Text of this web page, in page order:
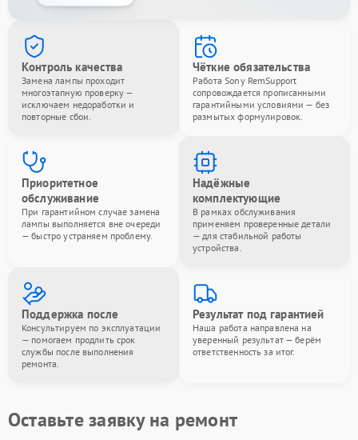
Контроль качества
Замена лампы проходит
многоэтапную проверку —
исключаем недоработки и
повторные сбои.
Чёткие обязательства
Работа Sony RemSupport
сопровождается прописанными
гарантийными условиями — без
размытых формулировок.
Приоритетное
обслуживание
При гарантийном случае замена
лампы выполняется вне очереди
— быстро устраняем проблему.
Надёжные
комплектующие
В рамках обслуживания
применяем проверенные детали
— для стабильной работы
устройства.
Поддержка после
Консультируем по эксплуатации
— помогаем продлить срок
службы после выполнения
ремонта.
Результат под гарантией
Наша работа направлена на
уверенный результат — берём
ответственность за итог.
Оставьте заявку на ремонт